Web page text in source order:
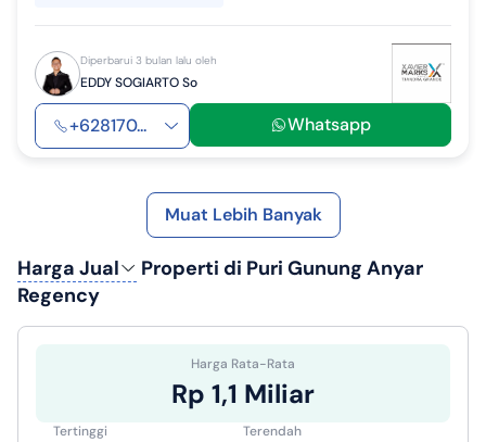
Diperbarui 3 bulan lalu oleh
EDDY SOGIARTO So
+628170... Whatsapp
Muat Lebih Banyak
Harga Jual
Properti di Puri Gunung Anyar
Regency
Harga Rata-Rata
Rp 1,1 Miliar
Tertinggi Terendah